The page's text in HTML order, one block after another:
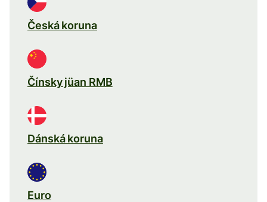
Česká koruna
Čínsky jüan RMB
Dánská koruna
Euro